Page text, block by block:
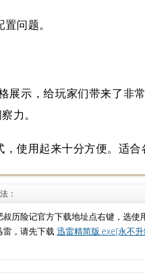
问题。
展示，给玩家们带来了非
力。
使用起来十分方便。适合
：
历险记官方下载地址点右键，选使
雷，请先下载 迅雷精简版.exe[永不